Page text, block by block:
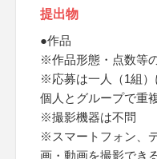
提出物
●作品
※作品形態・点数等
※応募は一人（1組
個人とグループで重
※撮影機器は不問
※スマートフォン、
画・動画を撮影でき